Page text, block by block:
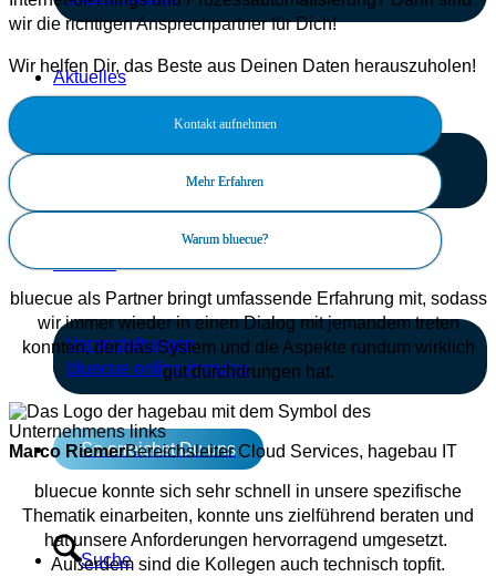
Aktuelles
Blog
Veranstaltungen
bluecue online impulse
So erreichst Du uns
Suche
wir die richtigen Ansprechpartner für Dich!
Wir helfen Dir, das Beste aus Deinen Daten herauszuholen!
Kontakt aufnehmen
Mehr Erfahren
Warum bluecue?
bluecue als Partner bringt umfassende Erfahrung mit, sodass
wir immer wieder in einen Dialog mit jemandem treten
konnten, der das System und die Aspekte rundum wirklich
gut durchdrungen hat.
Marco RiemerBereichsleiter Cloud Services, hagebau IT
bluecue konnte sich sehr schnell in unsere spezifische
Thematik einarbeiten, konnte uns zielführend beraten und
hat unsere Anforderungen hervorragend umgesetzt.
Außerdem sind die Kollegen auch technisch topfit.